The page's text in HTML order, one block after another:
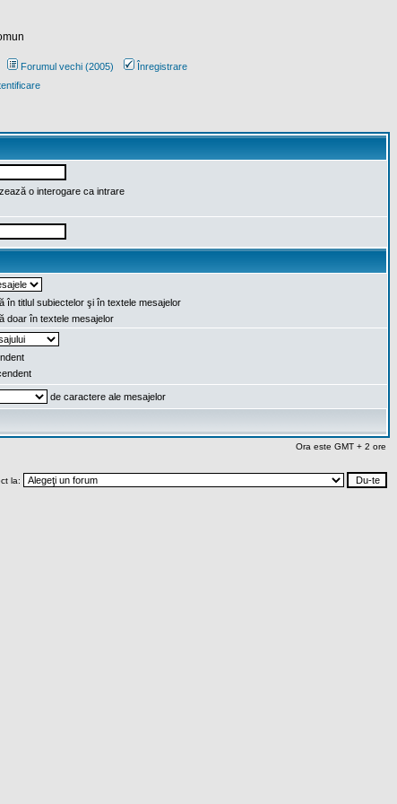
Forumul vechi (2005)
Înregistrare
o interogare ca intrare
în titlul subiectelor şi în textele mesajelor
doar în textele mesajelor
de caractere ale mesajelor
Ora este GMT + 2 ore
la: